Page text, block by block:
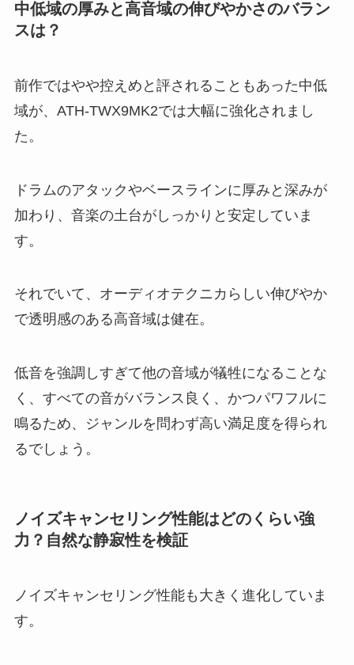
中低域の厚みと高音域の伸びやかさのバラン
スは？
前作ではやや控えめと評されることもあった中低
域が、ATH-TWX9MK2では大幅に強化されまし
た。
ドラムのアタックやベースラインに厚みと深みが
加わり、音楽の土台がしっかりと安定していま
す。
それでいて、オーディオテクニカらしい伸びやか
で透明感のある高音域は健在。
低音を強調しすぎて他の音域が犠牲になることな
く、すべての音がバランス良く、かつパワフルに
鳴るため、ジャンルを問わず高い満足度を得られ
るでしょう。
ノイズキャンセリング性能はどのくらい強
力？自然な静寂性を検証
ノイズキャンセリング性能も大きく進化していま
す。